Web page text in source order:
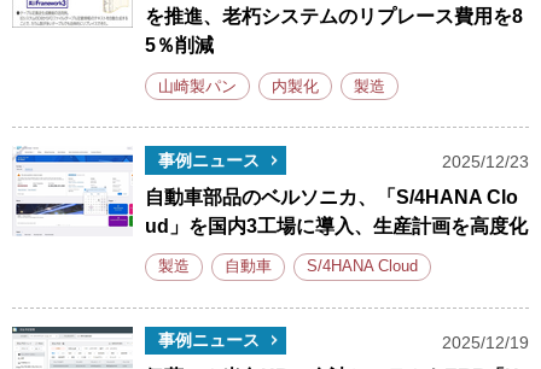
を推進、老朽システムのリプレース費用を8
5％削減
山崎製パン 内製化 製造
事例ニュース 2025/12/23
自動車部品のベルソニカ、「S/4HANA Clo
ud」を国内3工場に導入、生産計画を高度化
製造 自動車 S/4HANA Cloud
事例ニュース 2025/12/19